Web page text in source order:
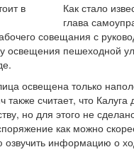
Как стало
глава
совещания с
освещения пешеходной
освещена только
считает, что Калуга
но для этого не
как можно
информацию о